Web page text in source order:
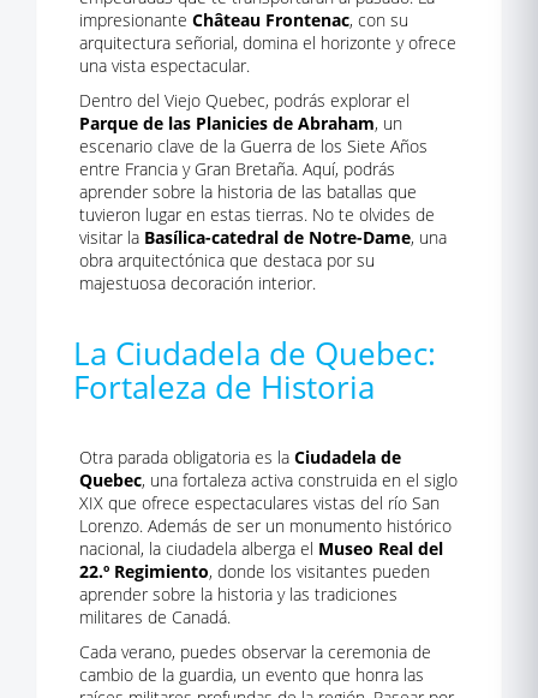
impresionante Château Frontenac, con su
arquitectura señorial, domina el horizonte y ofrece
una vista espectacular.
Dentro del Viejo Quebec, podrás explorar el
Parque de las Planicies de Abraham, un
escenario clave de la Guerra de los Siete Años
entre Francia y Gran Bretaña. Aquí, podrás
aprender sobre la historia de las batallas que
tuvieron lugar en estas tierras. No te olvides de
visitar la Basílica-catedral de Notre-Dame, una
obra arquitectónica que destaca por su
majestuosa decoración interior.
La Ciudadela de Quebec:
Fortaleza de Historia
Otra parada obligatoria es la Ciudadela de
Quebec, una fortaleza activa construida en el siglo
XIX que ofrece espectaculares vistas del río San
Lorenzo. Además de ser un monumento histórico
nacional, la ciudadela alberga el Museo Real del
22.º Regimiento, donde los visitantes pueden
aprender sobre la historia y las tradiciones
militares de Canadá.
Cada verano, puedes observar la ceremonia de
cambio de la guardia, un evento que honra las